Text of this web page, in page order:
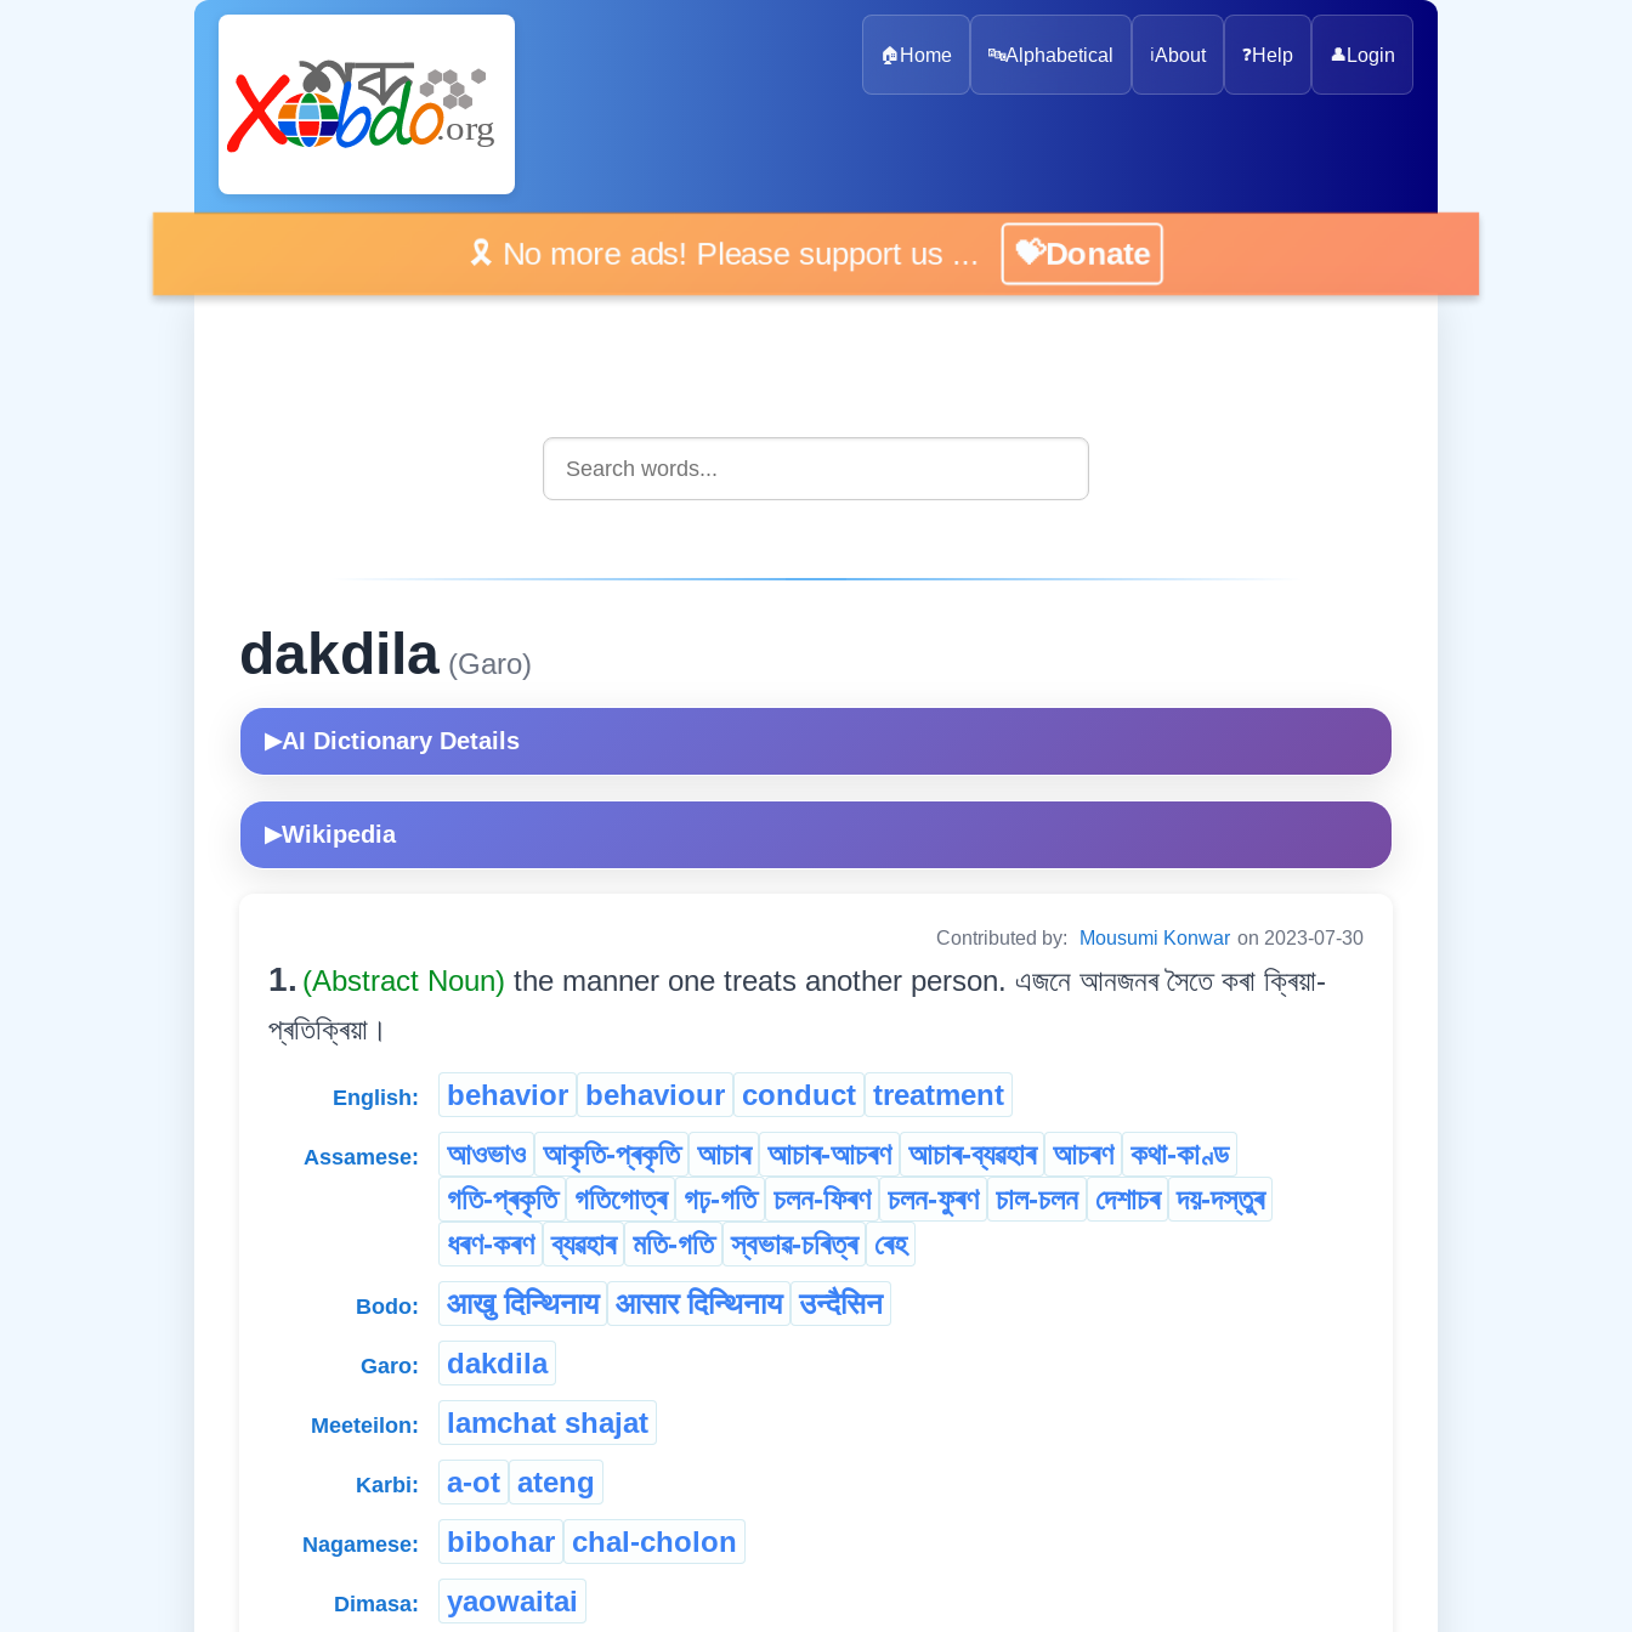
🏠 Home 🔤Alphabetical ℹ️About ❓Help 👤 Login
🎗️ No more ads! Please support us ... 💝Donate
dakdila (Garo)
▶AI Dictionary Details
▶Wikipedia
Contributed by: Mousumi Konwar on 2023-07-30
1. (Abstract Noun) the manner one treats another person. এজনে আনজনৰ সৈতে কৰা ক্ৰিয়া-
প্ৰতিক্ৰিয়া।
English: behavior behaviour conduct treatment
Assamese: আওভাও আকৃতি-প্ৰকৃতি আচাৰ আচাৰ-আচৰণ আচাৰ-ব্যৱহাৰ আচৰণ কথা-কাণ্ড
গতি-প্ৰকৃতি গতিগোত্ৰ গঢ়-গতি চলন-ফিৰণ চলন-ফুৰণ চাল-চলন দেশাচৰ দয়-দস্তুৰ
ধৰণ-কৰণ ব্যৱহাৰ মতি-গতি স্বভাৱ-চৰিত্ৰ ৰেহ
Bodo: आखु दिन्थिनाय आसार दिन्थिनाय उन्दैसिन
Garo: dakdila
Meeteilon: lamchat shajat
Karbi: a-ot ateng
Nagamese: bibohar chal-cholon
Dimasa: yaowaitai